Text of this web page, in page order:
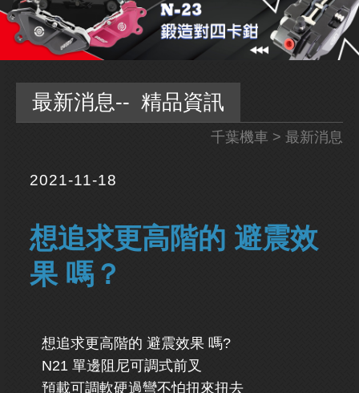
最新消息-- 精品資訊
千葉機車 > 最新消息
2021-11-18
想追求更高階的 避震效
果 嗎？
想追求更高階的 避震效果 嗎?
N21 單邊阻尼可調式前叉
預載可調軟硬過彎不怕扭來扭去